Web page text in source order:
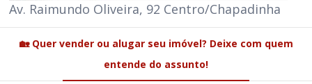
Av. Raimundo Oliveira, 92 Centro/Chapadinha
🏡 Quer vender ou alugar seu imóvel? Deixe com quem
entende do assunto!